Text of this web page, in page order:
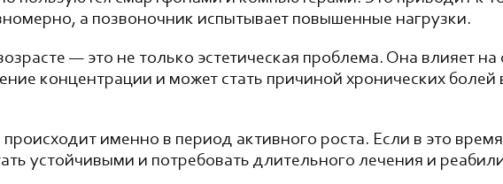
а позвоночник испытывает повышенные нагрузки.
— это не только эстетическая проблема. Она влияет
концентрации и может стать причиной хронических болей
именно в период активного роста. Если в это
устойчивыми и потребовать длительного лечения и